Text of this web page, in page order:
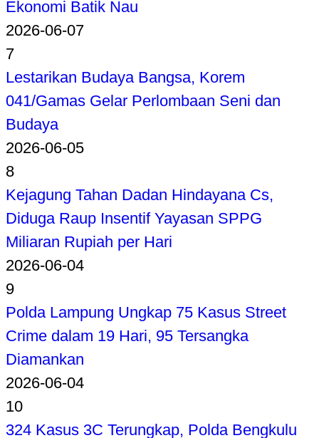
Ekonomi Batik Nau
2026-06-07
7
Lestarikan Budaya Bangsa, Korem
041/Gamas Gelar Perlombaan Seni dan
Budaya
2026-06-05
8
Kejagung Tahan Dadan Hindayana Cs,
Diduga Raup Insentif Yayasan SPPG
Miliaran Rupiah per Hari
2026-06-04
9
Polda Lampung Ungkap 75 Kasus Street
Crime dalam 19 Hari, 95 Tersangka
Diamankan
2026-06-04
10
324 Kasus 3C Terungkap, Polda Bengkulu